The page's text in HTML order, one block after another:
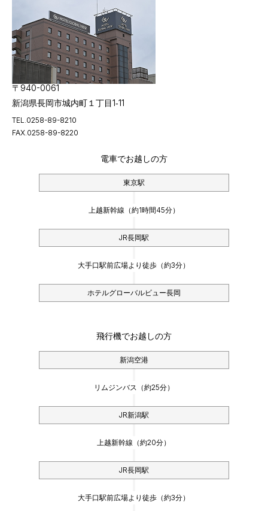
〒940-0061
新潟県長岡市城内町１丁目1‐11
TEL.0258-89-8210
FAX.0258-89-8220
電車でお越しの方
東京駅
上越新幹線（約1時間45分）
JR長岡駅
大手口駅前広場より徒歩（約3分）
ホテルグローバルビュー長岡
飛行機でお越しの方
新潟空港
リムジンバス（約25分）
JR新潟駅
上越新幹線（約20分）
JR長岡駅
大手口駅前広場より徒歩（約3分）